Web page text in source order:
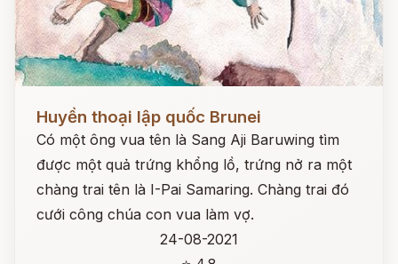
Đọc ngay
Huyền thoại lập quốc Brunei
Có một ông vua tên là Sang Aji Baruwing tìm
được một quả trứng khổng lồ, trứng nở ra một
chàng trai tên là I-Pai Samaring. Chàng trai đó
cưới công chúa con vua làm vợ.
24-08-2021